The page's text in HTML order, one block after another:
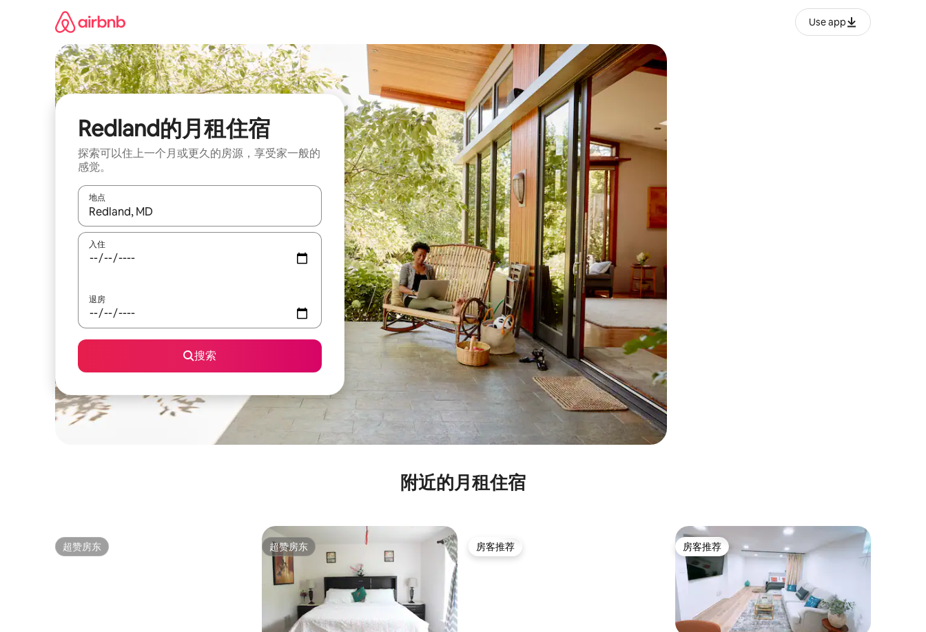
Use app
Redland的月租住宿
探索可以住上一个月或更久的房源，享受家一般的
感觉。
地点
如有搜索结果，请使用上下方向键查看，或通过点击或滑动手势浏览。
入住
退房
搜索
附近的月租住宿
超赞房东
超赞房东 超赞房东
超赞房东 房客推荐
房客推荐 房客推荐
房客推荐